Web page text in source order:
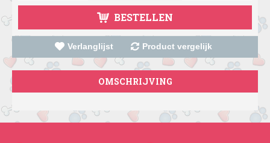
BESTELLEN
Verlanglijst Product vergelijk
OMSCHRIJVING